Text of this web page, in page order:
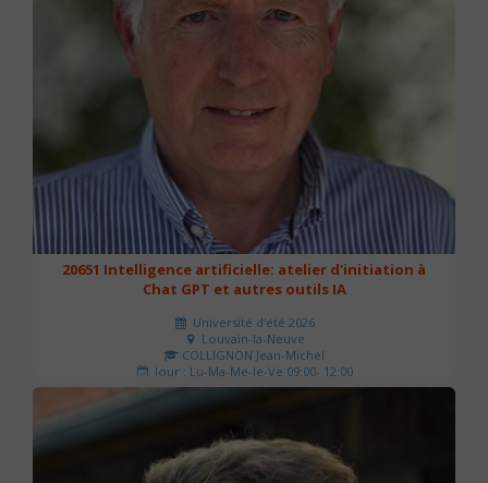
20651 Intelligence artificielle: atelier d'initiation à
Chat GPT et autres outils IA
Université d'été 2026
Louvain-la-Neuve
COLLIGNON Jean-Michel
Jour : Lu-Ma-Me-Je-Ve 09:00- 12:00
Nombre de séances : 2